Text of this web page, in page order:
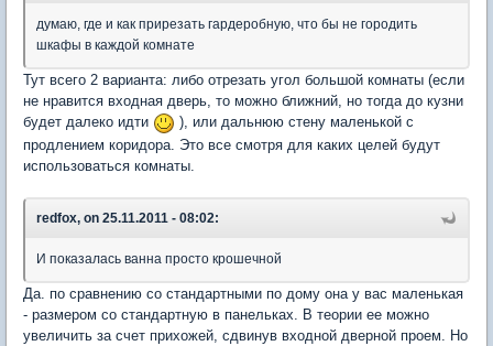
думаю, где и как прирезать гардеробную, что бы не городить
шкафы в каждой комнате
Тут всего 2 варианта: либо отрезать угол большой комнаты (если
не нравится входная дверь, то можно ближний, но тогда до кузни
будет далеко идти
), или дальнюю стену маленькой с
продлением коридора. Это все смотря для каких целей будут
использоваться комнаты.
redfox, on 25.11.2011 - 08:02:
И показалась ванна просто крошечной
Да. по сравнению со стандартными по дому она у вас маленькая
- размером со стандартную в панельках. В теории ее можно
увеличить за счет прихожей, сдвинув входной дверной проем. Но